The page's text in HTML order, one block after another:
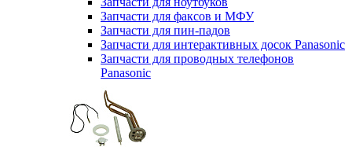
Запчасти для факсов и МФУ
Запчасти для пин-падов
Запчасти для интерактивных досок Panasonic
Запчасти для проводных телефонов
Panasonic